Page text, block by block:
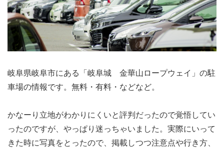
岐阜県岐阜市にある「岐阜城 金華山ロープウェイ」の駐
車場の情報です。無料・有料・などなど。
かなーり立地がわかりにくいと評判だったので覚悟してい
ったのですが、やっぱり迷っちゃいました。実際にいって
きた時に写真をとったので、掲載しつつ注意点や行き方、